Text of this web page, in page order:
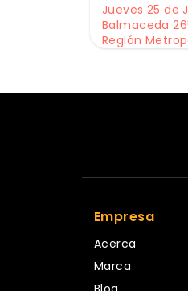
Jueves 25 de
Balmaceda
Región
Empresa
Acerca
Marca